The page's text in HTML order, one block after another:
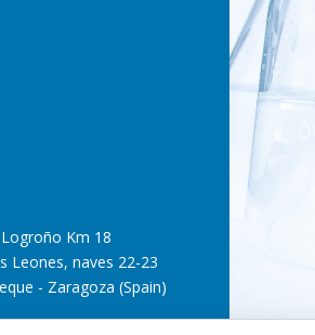
Km 18
Leones, naves 22-23
- Zaragoza (Spain)